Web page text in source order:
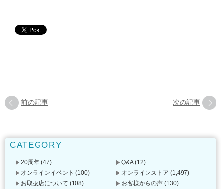
前の記事 次の記事
CATEGORY
20周年 (47) Q&A(12)
オンラインイベント (100) オンラインストア (1,497)
お取扱店について (108) お客様からの声 (130)